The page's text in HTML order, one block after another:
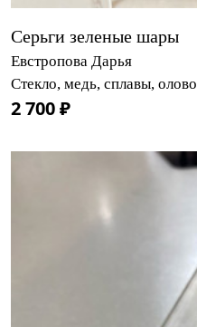
Серьги зеленые шары
Евстропова Дарья
Стекло, медь, сплавы, олово
2 700 ₽